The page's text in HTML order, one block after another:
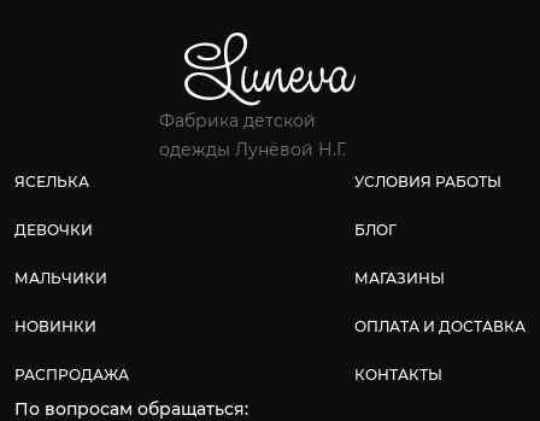
Фабрика детской
одежды Лунёвой Н.Г.
ЯСЕЛЬКА
ДЕВОЧКИ
МАЛЬЧИКИ
НОВИНКИ
РАСПРОДАЖА
УСЛОВИЯ РАБОТЫ
БЛОГ
МАГАЗИНЫ
ОПЛАТА И ДОСТАВКА
КОНТАКТЫ
По вопросам обращаться: